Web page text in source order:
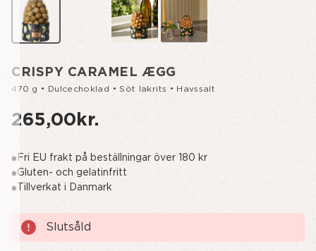
CRISPY CARAMEL ÆGG
470 g • Dulcechoklad • Söt lakrits • Havssalt
265,00kr.
Fri EU frakt på beställningar över 180 kr
Gluten- och gelatinfritt
Tillverkat i Danmark
Nuvarande
lager:
Slutsåld